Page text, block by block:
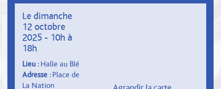
Le dimanche
12 octobre
2025 - 10h à
18h
Lieu :Halle au Blé
Adresse : Place de
La Nation